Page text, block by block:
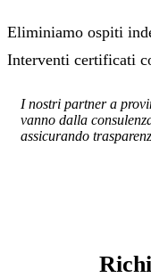
Eliminiamo ospiti
Interventi certificati
I nostri partner a
vanno dalla
assicurando